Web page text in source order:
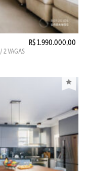
R$ 1.990.000,00
2 VAGAS